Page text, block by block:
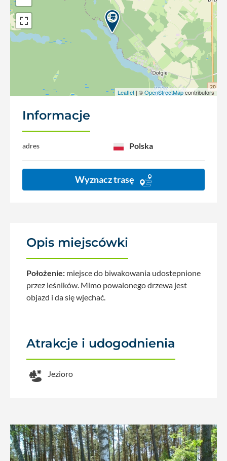
Leaflet | ©OpenStreetMapcontributors
Informacje
adres Polska
Wyznacz trasę
Opis miejscówki
Położenie: miejsce do biwakowania udostepnione
przez leśników. Mimo powalonego drzewa jest
objazd i da się wjechać.
Atrakcje i udogodnienia
Jezioro